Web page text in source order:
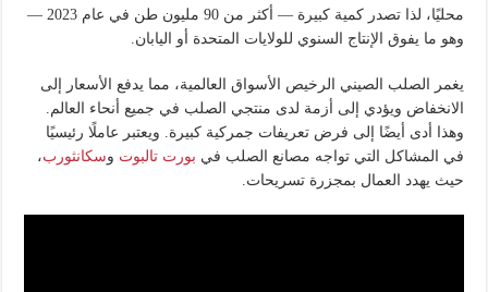
محليًا، لذا تصدر كمية كبيرة — أكثر من 90 مليون طن في عام 2023 —
وهو ما يفوق الإنتاج السنوي للولايات المتحدة أو اليابان.
يغمر الصلب الصيني الرخيص الأسواق العالمية، مما يدفع الأسعار إلى
الانخفاض ويؤدي إلى أزمة لدى منتجي الصلب في جميع أنحاء العالم.
وهذا أدى أيضًا إلى فرض تعريفات جمركية كبيرة. ويعتبر عاملًا رئيسيًا
في المشاكل التي تواجه مصانع الصلب في بورت تالبوت وسكانثورب،
حيث يهدد العمال بمجزرة تسريحات.